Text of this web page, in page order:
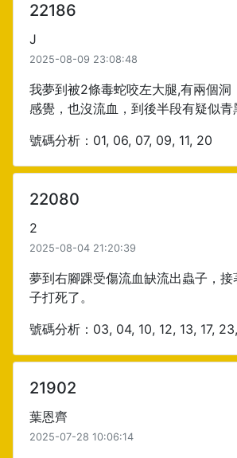
22186
J
2025-08-09 23:08:48
我夢到被2條毒蛇咬左大腿,有兩個洞
感覺，也沒流血，到後半段有疑似青
號碼分析：01, 06, 07, 09, 11, 20
22080
2
2025-08-04 21:20:39
夢到右腳踝受傷流血缺流出蟲子，
子打死了。
號碼分析：03, 04, 10, 12, 13, 17,
21902
葉恩齊
2025-07-28 10:06:14